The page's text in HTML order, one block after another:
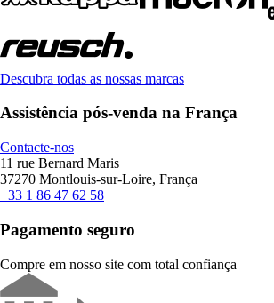
Descubra todas as nossas marcas
Assistência pós-venda na França
Contacte-nos
11 rue Bernard Maris
37270 Montlouis-sur-Loire, França
+33 1 86 47 62 58
Pagamento seguro
Compre em nosso site com total confiança